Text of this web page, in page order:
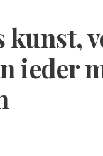
kunst,
ieder